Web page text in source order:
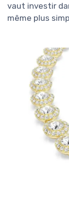
vaut investir
même plus